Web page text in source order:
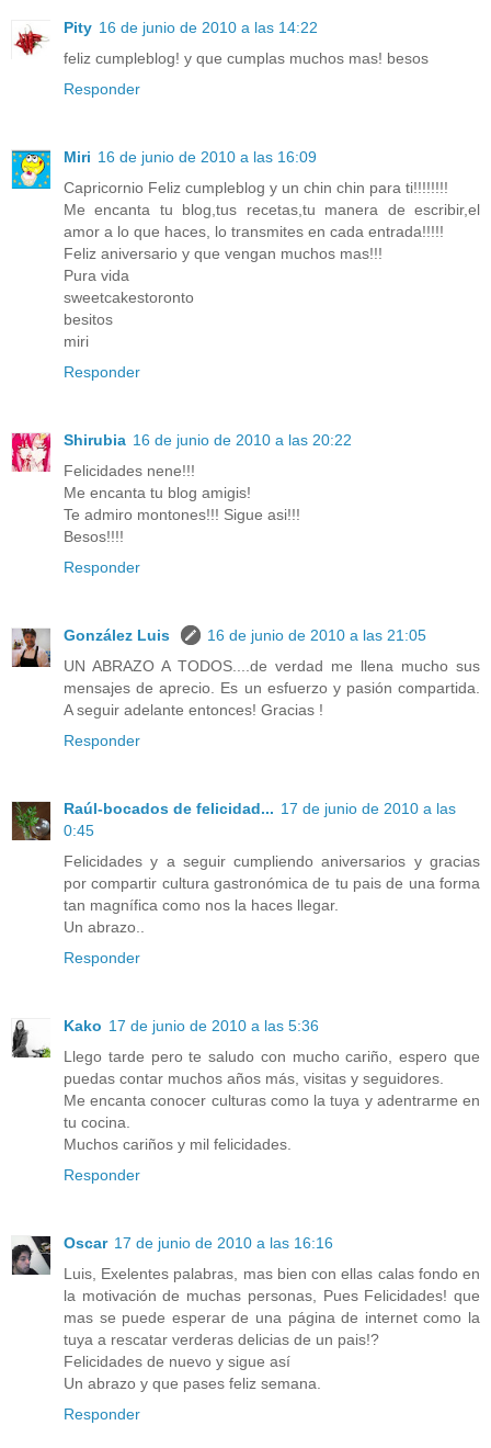
Pity 16 de junio de 2010 a las 14:22
feliz cumpleblog! y que cumplas muchos mas! besos
Responder
Miri 16 de junio de 2010 a las 16:09
Capricornio Feliz cumpleblog y un chin chin para ti!!!!!!!!
Me encanta tu blog,tus recetas,tu manera de escribir,el
amor a lo que haces, lo transmites en cada entrada!!!!!
Feliz aniversario y que vengan muchos mas!!!
Pura vida
sweetcakestoronto
besitos
miri
Responder
Shirubia 16 de junio de 2010 a las 20:22
Felicidades nene!!!
Me encanta tu blog amigis!
Te admiro montones!!! Sigue asi!!!
Besos!!!!
Responder
González Luis
16 de junio de 2010 a las 21:05
UN ABRAZO A TODOS....de verdad me llena mucho sus
mensajes de aprecio. Es un esfuerzo y pasión compartida.
A seguir adelante entonces! Gracias !
Responder
Raúl-bocados de felicidad... 17 de junio de 2010 a las
0:45
Felicidades y a seguir cumpliendo aniversarios y gracias
por compartir cultura gastronómica de tu pais de una forma
tan magnífica como nos la haces llegar.
Un abrazo..
Responder
Kako 17 de junio de 2010 a las 5:36
Llego tarde pero te saludo con mucho cariño, espero que
puedas contar muchos años más, visitas y seguidores.
Me encanta conocer culturas como la tuya y adentrarme en
tu cocina.
Muchos cariños y mil felicidades.
Responder
Oscar 17 de junio de 2010 a las 16:16
Luis, Exelentes palabras, mas bien con ellas calas fondo en
la motivación de muchas personas, Pues Felicidades! que
mas se puede esperar de una página de internet como la
tuya a rescatar verderas delicias de un pais!?
Felicidades de nuevo y sigue así
Un abrazo y que pases feliz semana.
Responder